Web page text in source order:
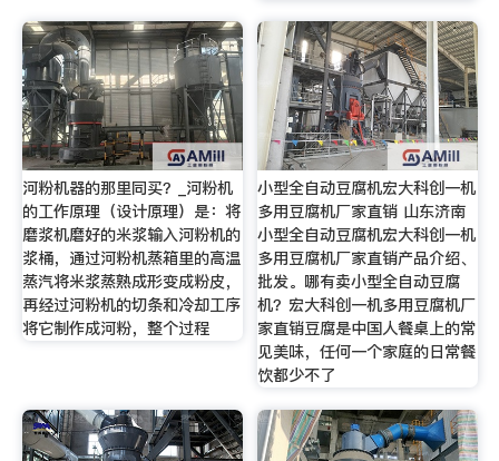
河粉机器的那里同买？_河粉机
的工作原理（设计原理）是：将
磨浆机磨好的米浆输入河粉机的
浆桶，通过河粉机蒸箱里的高温
蒸汽将米浆蒸熟成形变成粉皮，
再经过河粉机的切条和冷却工序
将它制作成河粉，整个过程
小型全自动豆腐机宏大科创一机
多用豆腐机厂家直销 山东济南
小型全自动豆腐机宏大科创一机
多用豆腐机厂家直销产品介绍、
批发。哪有卖小型全自动豆腐
机？宏大科创一机多用豆腐机厂
家直销豆腐是中国人餐桌上的常
见美味，任何一个家庭的日常餐
饮都少不了